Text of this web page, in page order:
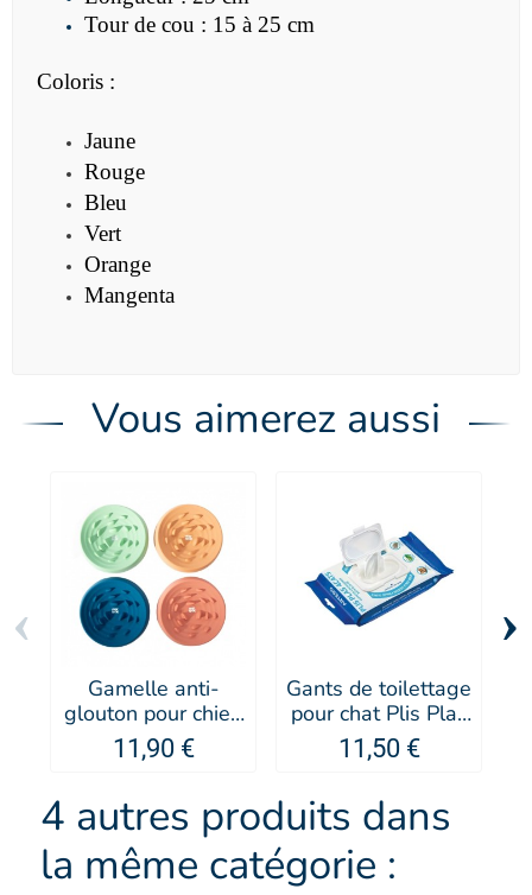
Tour de cou : 15 à 25 cm
Coloris :
Jaune
Rouge
Bleu
Vert
Orange
Mangenta
Vous aimerez aussi
Gamelle anti-
glouton pour chien
et chat en silicone
- MARTIN SELLIER
11,90 €
Gants de toilettage
pour chat Plis Plas
4Cats - Artero
11,50 €
‹ ›
4 autres produits dans
la même catégorie :